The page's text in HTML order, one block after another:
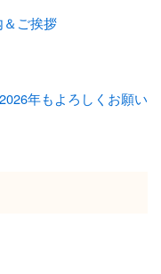
ご挨拶
年もよろしくお願い